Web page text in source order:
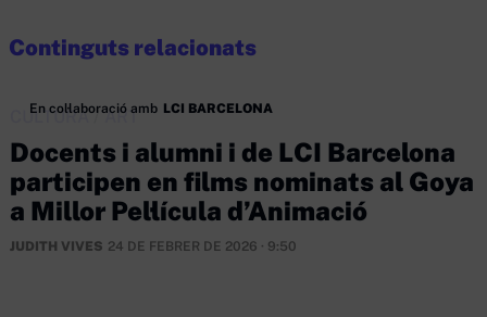
Continguts relacionats
En col·laboració amb LCI BARCELONA
CULTURA/ART
Docents i alumni i de LCI Barcelona
participen en films nominats al Goya
a Millor Pel·lícula d’Animació
JUDITH VIVES 24 DE FEBRER DE 2026 · 9:50